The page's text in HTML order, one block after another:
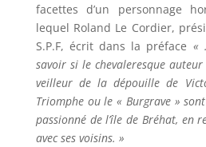
facettes d’un personnage
lequel Roland Le Cordier,
S.P.F, écrit dans la préface «
savoir si le chevaleresque auteur
veilleur de la dépouille de
Triomphe ou le « Burgrave »
passionné de l’île de Bréhat, en
avec ses voisins. »